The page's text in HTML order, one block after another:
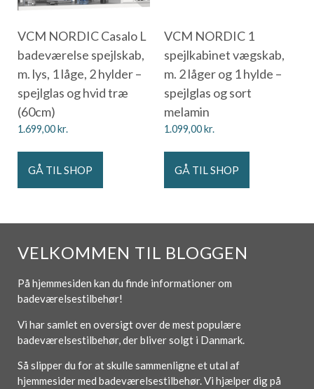
VCM NORDIC Casalo L
badeværelse spejlskab,
m. lys, 1 låge, 2 hylder –
spejlglas og hvid træ
(60cm)
1.699,00kr.
GÅ TIL SHOP
VCM NORDIC 1
spejlkabinet vægskab,
m. 2 låger og 1 hylde –
spejlglas og sort
melamin
1.099,00kr.
GÅ TIL SHOP
VELKOMMEN TIL BLOGGEN
På hjemmesiden kan du finde informationer om
badeværelsestilbehør!
Vi har samlet en oversigt over de mest populære
badeværelsestilbehør, der bliver solgt i Danmark.
Så slipper du for at skulle sammenligne et utal af
hjemmesider med badeværelsestilbehør. Vi hjælper dig på